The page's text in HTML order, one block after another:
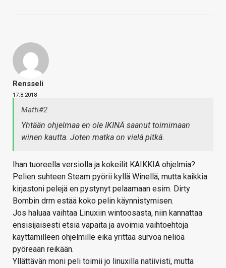
Rensseli
17.8.2018
Matti#2
Yhtään ohjelmaa en ole IKINÄ saanut toimimaan
winen kautta. Joten matka on vielä pitkä.
Ihan tuoreella versiolla ja kokeilit KAIKKIA ohjelmia?
Pelien suhteen Steam pyörii kyllä Winellä, mutta kaikkia
kirjastoni pelejä en pystynyt pelaamaan esim. Dirty
Bombin drm estää koko pelin käynnistymisen.
Jos haluaa vaihtaa Linuxiin wintoosasta, niin kannattaa
ensisijaisesti etsiä vapaita ja avoimia vaihtoehtoja
käyttämilleen ohjelmille eikä yrittää survoa neliöä
pyöreään reikään.
Yllättävän moni peli toimii jo linuxilla natiivisti, mutta